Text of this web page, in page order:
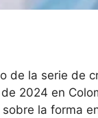
de la serie de
2024 en
la forma